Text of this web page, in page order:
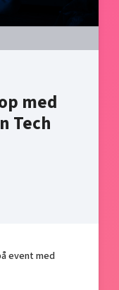
med
Tech
event med